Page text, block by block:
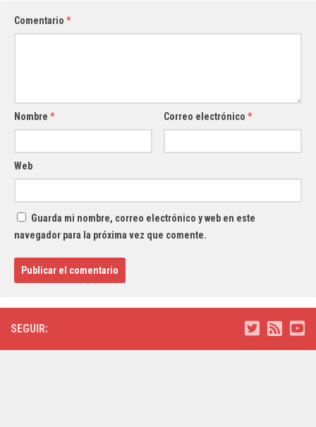
Comentario *
Nombre * Correo electrónico*
Web
Guarda mi nombre, correo electrónico y web en este
navegador para la próxima vez que comente.
SEGUIR: